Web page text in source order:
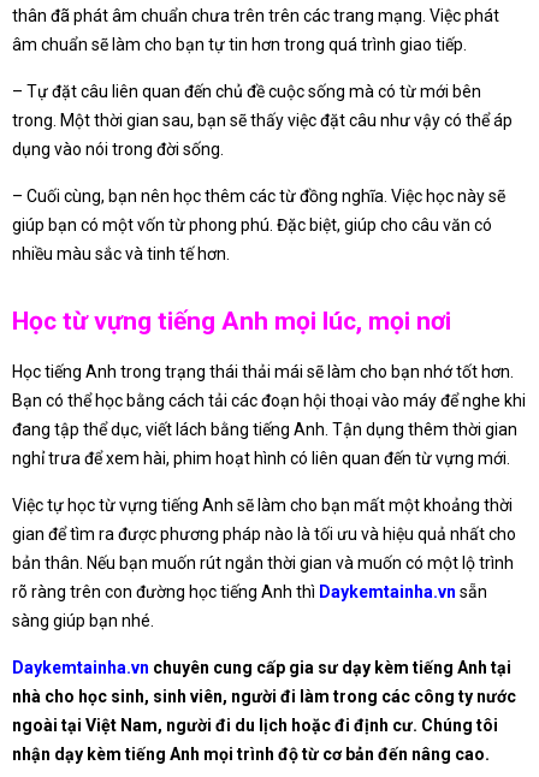
thân đã phát âm chuẩn chưa trên trên các trang mạng. Việc phát
âm chuẩn sẽ làm cho bạn tự tin hơn trong quá trình giao tiếp.
– Tự đặt câu liên quan đến chủ đề cuộc sống mà có từ mới bên
trong. Một thời gian sau, bạn sẽ thấy việc đặt câu như vậy có thể áp
dụng vào nói trong đời sống.
– Cuối cùng, bạn nên học thêm các từ đồng nghĩa. Việc học này sẽ
giúp bạn có một vốn từ phong phú. Đặc biệt, giúp cho câu văn có
nhiều màu sắc và tinh tế hơn.
Học từ vựng tiếng Anh mọi lúc, mọi nơi
Học tiếng Anh trong trạng thái thải mái sẽ làm cho bạn nhớ tốt hơn.
Bạn có thể học bằng cách tải các đoạn hội thoại vào máy để nghe khi
đang tập thể dục, viết lách bằng tiếng Anh. Tận dụng thêm thời gian
nghỉ trưa để xem hài, phim hoạt hình có liên quan đến từ vựng mới.
Việc tự học từ vựng tiếng Anh sẽ làm cho bạn mất một khoảng thời
gian để tìm ra được phương pháp nào là tối ưu và hiệu quả nhất cho
bản thân. Nếu bạn muốn rút ngắn thời gian và muốn có một lộ trình
rõ ràng trên con đường học tiếng Anh thì Daykemtainha.vn sẵn
sàng giúp bạn nhé.
Daykemtainha.vn chuyên cung cấp gia sư dạy kèm tiếng Anh tại
nhà cho học sinh, sinh viên, người đi làm trong các công ty nước
ngoài tại Việt Nam, người đi du lịch hoặc đi định cư. Chúng tôi
nhận dạy kèm tiếng Anh mọi trình độ từ cơ bản đến nâng cao.